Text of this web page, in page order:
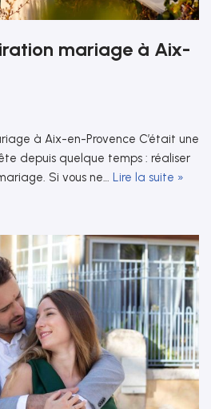
mariage à Aix-
à Aix-en-Provence C’était une
depuis quelque temps : réaliser
Si vous ne… Lire la suite »